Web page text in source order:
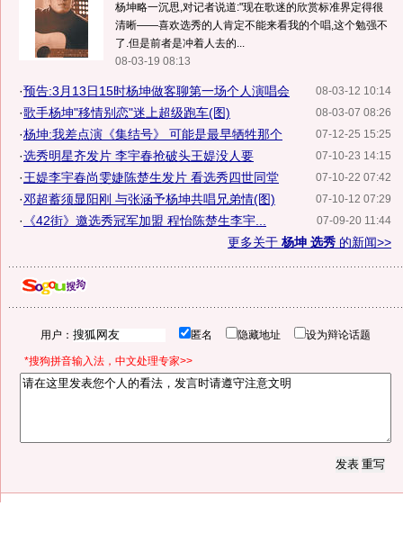
杨坤略一沉思,对记者说道:"现在歌迷的欣赏标准界定得很
清晰——喜欢选秀的人肯定不能来看我的个唱,这个勉强不
了.但是前者是冲着人去的...
08-03-19 08:13
08-03-12 10:14
·预告:3月13日15时杨坤做客聊第一场个人演唱会
08-03-07 08:26
·歌手杨坤"移情别恋"迷上超级跑车(图)
07-12-25 15:25
·杨坤:我差点演《集结号》 可能是最早牺牲那个
07-10-23 14:15
·选秀明星齐发片 李宇春抢破头王媞没人要
07-10-22 07:42
·王媞李宇春尚雯婕陈楚生发片 看选秀四世同堂
07-10-12 07:29
·邓超蓄须显阳刚 与张涵予杨坤共唱兄弟情(图)
07-09-20 11:44
·
《42街》邀选秀冠军加盟 程怡陈楚生李宇...
更多关于 杨坤 选秀 的新闻>>
用户： 匿名 隐藏地址 设为辩论话题
*搜狗拼音输入法，中文处理专家>>